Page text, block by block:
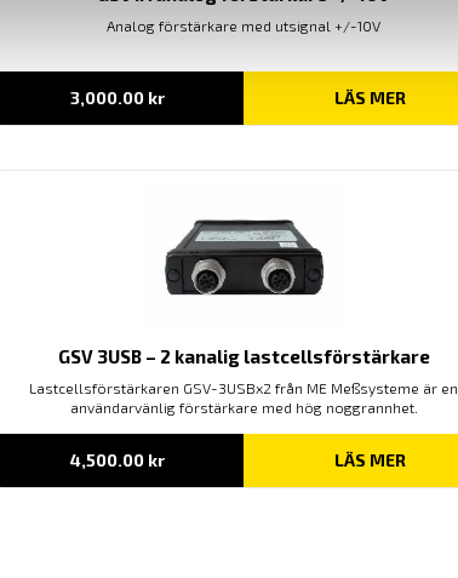
Analog förstärkare med utsignal +/-10V
3,000.00 kr LÄS MER
GSV 3USB – 2 kanalig lastcellsförstärkare
Lastcellsförstärkaren GSV-3USBx2 från ME Meßsysteme är en
användarvänlig förstärkare med hög noggrannhet.
4,500.00 kr LÄS MER